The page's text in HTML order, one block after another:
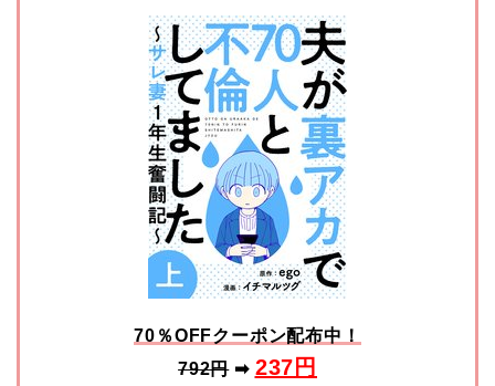
70％OFFクーポン配布中！
792円➡ 237 円